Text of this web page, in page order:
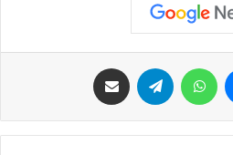
ماسنجر واتساب تيلقرام